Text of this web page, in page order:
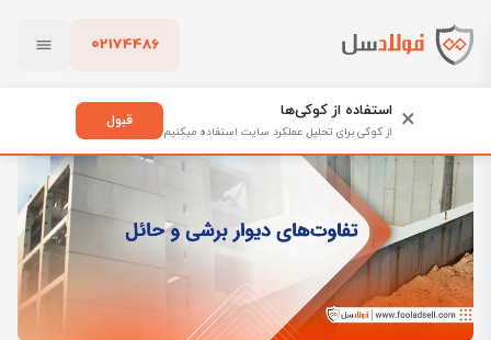
02174486
پاک کردن
فولادسل
مهمترین تفاوت میان دیوار برشی و حائل
× استفاده از کوکی‌ها
از کوکی برای تحلیل عملکرد سایت استفاده میکنیم
قبول